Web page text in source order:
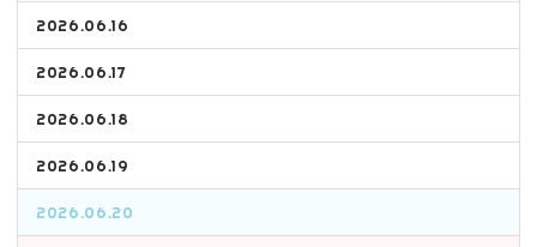
2026.06.16
2026.06.17
2026.06.18
2026.06.19
2026.06.20